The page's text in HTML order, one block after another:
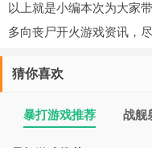
以上就是小编本次为大家
多向丧尸开火游戏资讯，
猜你喜欢
暴打游戏推荐 战舰